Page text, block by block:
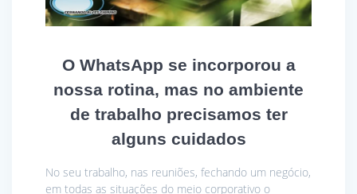
O WhatsApp se incorporou a
nossa rotina, mas no ambiente
de trabalho precisamos ter
alguns cuidados
No seu trabalho, nas reuniões, fechando um negócio,
em todas as situações do meio corporativo o